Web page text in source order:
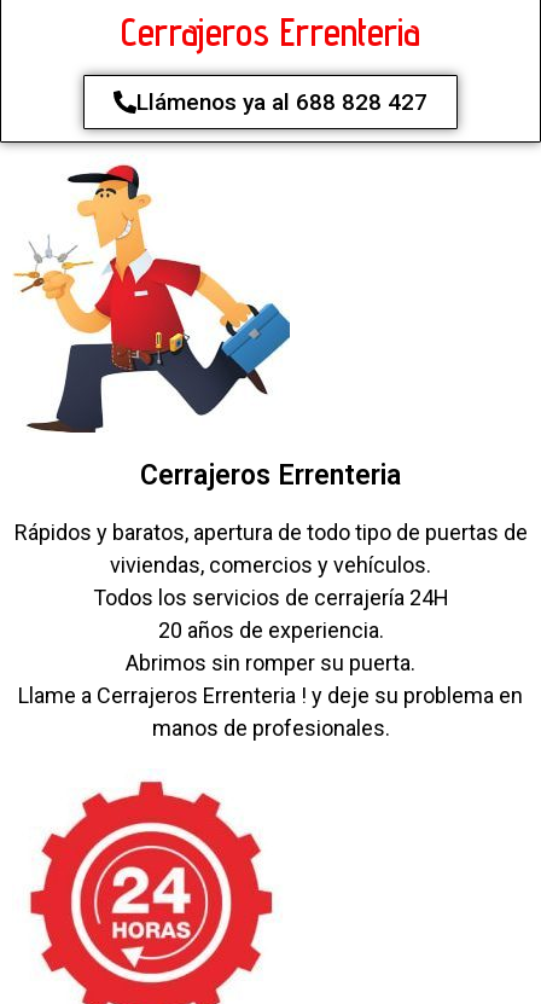
Cerrajeros Errenteria
Llámenos ya al 688 828 427
Cerrajeros Errenteria
Rápidos y baratos, apertura de todo tipo de puertas de
viviendas, comercios y vehículos.
Todos los servicios de cerrajería 24H
20 años de experiencia.
Abrimos sin romper su puerta.
Llame a Cerrajeros Errenteria ! y deje su problema en
manos de profesionales.